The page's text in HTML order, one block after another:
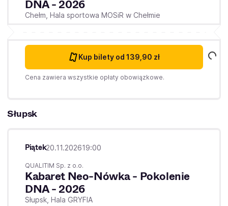
DNA - 2026
Chełm, Hala sportowa MOSiR w Chełmie
Kup bilety od 139,90 zł
Cena zawiera wszystkie opłaty obowiązkowe.
Słupsk
Piątek20.11.202619:00
QUALITIM Sp. z o.o.
Kabaret Neo-Nówka - Pokolenie
DNA - 2026
Słupsk, Hala GRYFIA